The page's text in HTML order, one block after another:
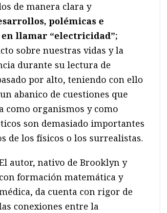
de manera clara y
polémicas e
llamar “electricidad”;
sobre nuestras vidas y la
durante su lectura de
por alto, teniendo con ello
abanico de cuestiones que
como organismos y como
son demasiado importantes
de los físicos o los surrealistas.
autor, nativo de Brooklyn y
con formación matemática y
da cuenta con rigor de
conexiones entre la